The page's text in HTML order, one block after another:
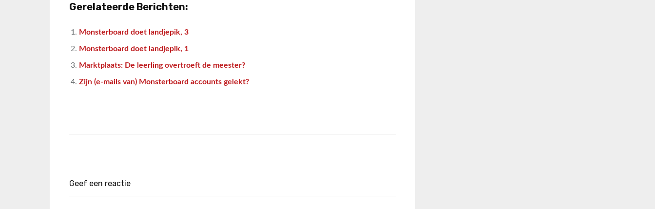
Gerelateerde Berichten:
Monsterboard doet landjepik, 3
Monsterboard doet landjepik, 1
Marktplaats: De leerling overtroeft de meester?
Zijn (e-mails van) Monsterboard accounts gelekt?
Geef een reactie